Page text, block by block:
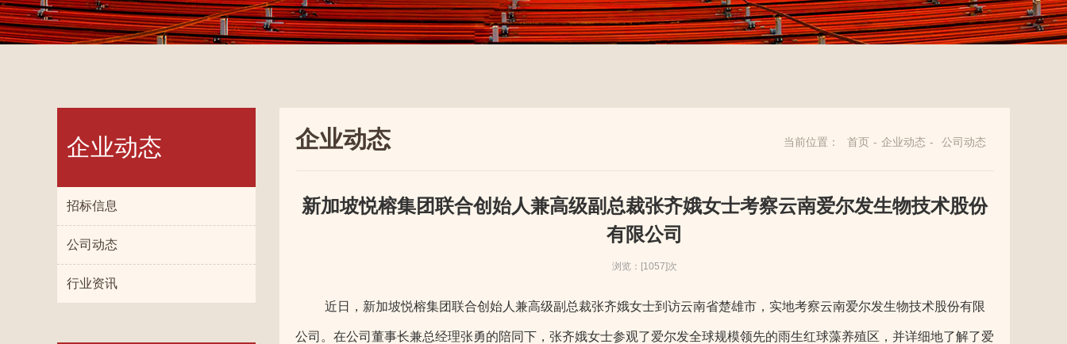
企业动态
招标信息
公司动态
行业资讯
企业动态 当前位置： 首页 - 企业动态 - 公司动态
新加坡悦榕集团联合创始人兼高级副总裁张齐娥女士考察云南爱尔发生物技术股份
有限公司
浏览：[1057]次
近日，新加坡悦榕集团联合创始人兼高级副总裁张齐娥女士到访云南省楚雄市，实地考察云南爱尔发生物技术股份有限
公司。在公司董事长兼总经理张勇的陪同下，张齐娥女士参观了爱尔发全球规模领先的雨生红球藻养殖区，并详细地了解了爱